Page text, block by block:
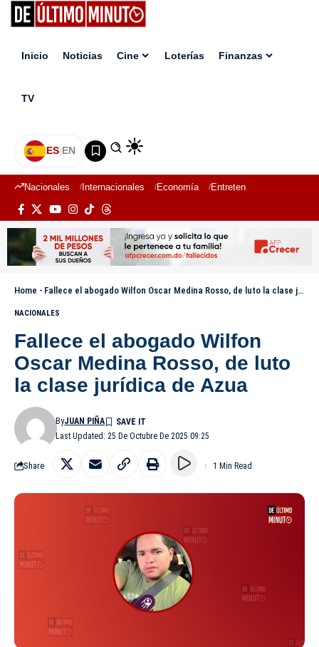
Inicio Noticias Cine Loterías Finanzas
TV
ES|EN
Nacionales Internacionales Economía Entretenimiento
Home - Fallece el abogado Wilfon Oscar Medina Rosso, de luto la clase jurídica de Azua
NACIONALES
Fallece el abogado Wilfon
Oscar Medina Rosso, de luto
la clase jurídica de Azua
Last Updated: 25 De Octubre De 2025 09:25
ByJUAN PIÑA
Share 1 Min Read